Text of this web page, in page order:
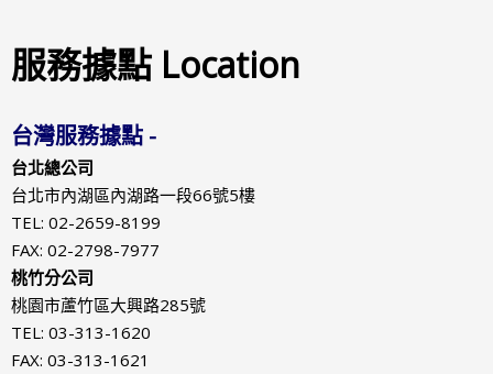
服務據點 Location
台灣服務據點 -
台北總公司
台北市內湖區內湖路一段66號5樓
TEL: 02-2659-8199
FAX: 02-2798-7977
桃竹分公司
桃園市蘆竹區大興路285號
TEL: 03-313-1620
FAX: 03-313-1621